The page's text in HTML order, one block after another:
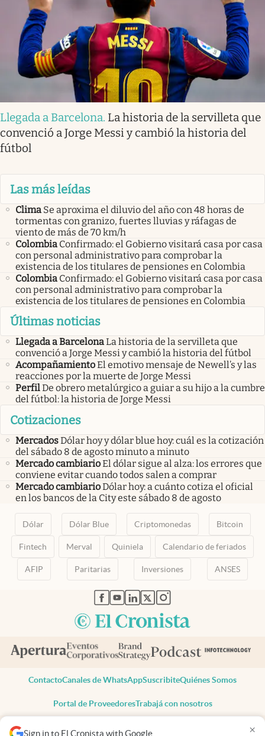
Sign in to El Cronista with Google ×
Llegada a Barcelona. La historia de la servilleta que
convenció a Jorge Messi y cambió la historia del
fútbol
Las más leídas
Clima Se aproxima el diluvio del año con 48 horas de
tormentas con granizo, fuertes lluvias y ráfagas de
viento de más de 70 km/h
Colombia Confirmado: el Gobierno visitará casa por casa
con personal administrativo para comprobar la
existencia de los titulares de pensiones en Colombia
Colombia Confirmado: el Gobierno visitará casa por casa
con personal administrativo para comprobar la
existencia de los titulares de pensiones en Colombia
Últimas noticias
Llegada a BarcelonaLa historia de la servilleta que
convenció a Jorge Messi y cambió la historia del fútbol
AcompañamientoEl emotivo mensaje de Newell’s y las
reacciones por la muerte de Jorge Messi
PerfilDe obrero metalúrgico a guiar a su hijo a la cumbre
del fútbol: la historia de Jorge Messi
Cotizaciones
MercadosDólar hoy y dólar blue hoy: cuál es la cotización
del sábado 8 de agosto minuto a minuto
Mercado cambiarioEl dólar sigue al alza: los errores que
conviene evitar cuando todos salen a comprar
Mercado cambiarioDólar hoy: a cuánto cotiza el oficial
en los bancos de la City este sábado 8 de agosto
Dólar Dólar Blue Criptomonedas Bitcoin
Fintech Merval Quiniela Calendario de feriados
AFIP Paritarias Inversiones ANSES
abre en nueva pestaña
abre en nueva pestaña
abre en nueva pestaña
abre en nueva pestaña
abre en nueva pestaña
ContactoCanales de WhatsAppSuscribiteQuiénes Somos
Portal de ProveedoresTrabajá con nosotros